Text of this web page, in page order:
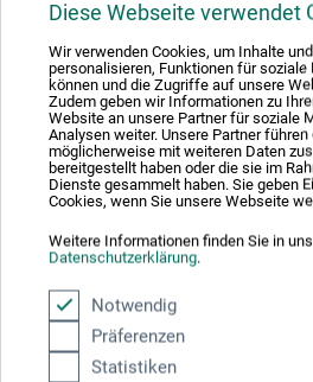
Diese Webseite verwendet
Wir verwenden Cookies, um Inhalte
personalisieren, Funktionen für soziale
können und die Zugriffe auf unsere
Zudem geben wir Informationen zu
Website an unsere Partner für soziale
Analysen weiter. Unsere Partner
möglicherweise mit weiteren Daten
bereitgestellt haben oder die sie im
Dienste gesammelt haben. Sie geben
Cookies, wenn Sie unsere Webseite
Weitere Informationen finden Sie in
Datenschutzerklärung.
Notwendig
Präferenzen
Statistiken
diesem
Felo Werkzeugfabrik GmbH
Industriestr. 2
35279 Neustadt (Hessen)
DE
sales@felo.com
Kunden